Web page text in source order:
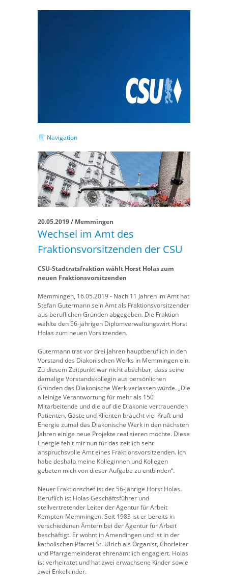
Navigation
20.05.2019 / Memmingen
Wechsel im Amt des
Fraktionsvorsitzenden der CSU
CSU-Stadtratsfraktion wählt Horst Holas zum
neuen Fraktionsvorsitzenden
Memmingen, 16.05.2019 - Nach 11 Jahren im Amt hat
Stefan Gutermann sein Amt als Fraktionsvorsitzender
aus beruflichen Gründen abgegeben. Die Fraktion
wählte den 56-jährigen Diplomverwaltungswirt Horst
Holas zum neuen Vorsitzenden.
Gutermann trat vor drei Jahren hauptberuflich in den
Vorstand des Diakonischen Werks in Memmingen ein.
Zu diesem Zeitpunkt war nicht absehbar, dass seine
damalige Vorstandskollegin aus persönlichen
Gründen das Diakonische Werk verlassen würde. „Die
alleinige Verantwortung für mehr als 150
Mitarbeitende und die auf die Diakonie vertrauenden
Patienten, Gäste und Klienten braucht viel Kraft und
Energie zumal das Diakonische Werk in den nächsten
Jahren einige neue Projekte realisieren möchte. Diese
Energie fehlt mir nun für das zeitlich sehr
anspruchsvolle Amt eines Fraktionsvorsitzenden. Ich
habe deshalb meine Kolleginnen und Kollegen
gebeten mich von dieser Aufgabe zu entbinden“.
Neuer Fraktionschef ist der 56-jährige Horst Holas.
Beruflich ist Holas Geschäftsführer und
stellvertretender Leiter der Agentur für Arbeit
Kempten-Memmingen. Seit 1983 ist er bereits in
verschiedenen Ämtern bei der Agentur für Arbeit
beschäftigt. Er wohnt in Amendingen und ist in der
katholischen Pfarrei St. Ulrich als Organist, Chorleiter
und Pfarrgemeinderat ehrenamtlich engagiert. Holas
ist verheiratet und hat zwei erwachsene Kinder sowie
zwei Enkelkinder.